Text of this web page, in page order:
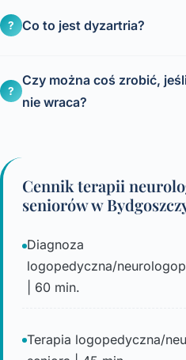
? Co to jest dyzartria?
?
Czy można coś zrobić,
nie wraca?
Cennik terapii
seniorów w
Diagnoza
logopedyczna/
| 60 min.
Terapia logopedyczna/